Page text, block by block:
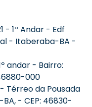
- 1º Andar - Edf
- Itaberaba-BA -
andar - Bairro:
000
Térreo da Pousada
- CEP: 46830-